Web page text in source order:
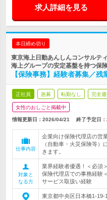
求人詳細を見る
本日締め切り
東京海上日動あんしんコンサルテ
海上グループの安定基盤を持つ保
【保険事務】経験者募集／
正社員 急募 転勤なし 完全
女性のおしごと掲載中
情報更新日：2026/04/21 終了予定日：
仕事内容
企業向け保険代理店の営
（自動車・火災保険等
きます。
対象と
なる方
業界経験者優遇！＜必須
保険代理店での事務経験
サービス取扱い経験
東京都中央区日本橋1-